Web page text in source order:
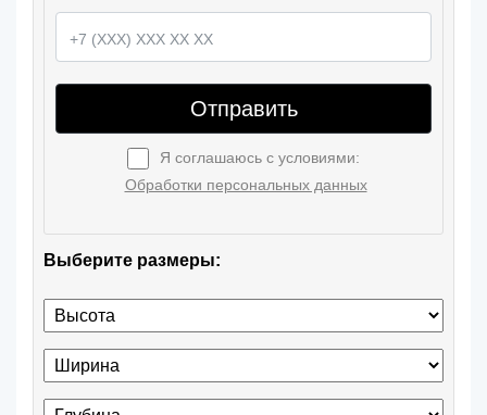
Отправить
Я соглашаюсь с условиями:
Обработки персональных данных
Выберите размеры: